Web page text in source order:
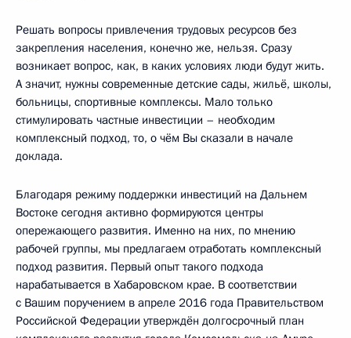
Решать вопросы привлечения трудовых ресурсов без
закрепления населения, конечно же, нельзя. Сразу
возникает вопрос, как, в каких условиях люди будут жить.
А значит, нужны современные детские сады, жильё, школы,
больницы, спортивные комплексы. Мало только
стимулировать частные инвестиции – необходим
комплексный подход, то, о чём Вы сказали в начале
доклада.
Благодаря режиму поддержки инвестиций на Дальнем
Востоке сегодня активно формируются центры
опережающего развития. Именно на них, по мнению
рабочей группы, мы предлагаем отработать комплексный
подход развития. Первый опыт такого подхода
нарабатывается в Хабаровском крае. В соответствии
с Вашим поручением в апреле 2016 года Правительством
Российской Федерации утверждён долгосрочный план